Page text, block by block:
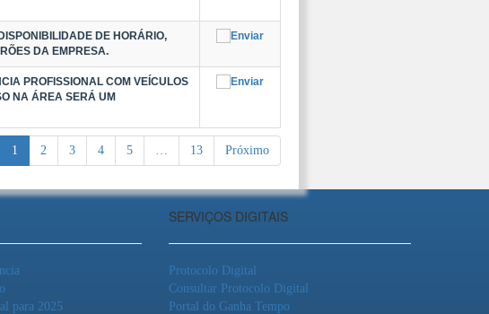
DE HORÁRIO,
DA EMPRESA.
PROFISSIONAL COM VEÍCULOS
NA ÁREA SERÁ UM
1 2 3 4 5 … 13 Próximo
para 2025
SERVIÇOS DIGITAIS
Protocolo Digital
Consultar Protocolo Digital
Portal do Ganha Tempo